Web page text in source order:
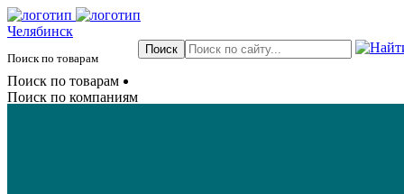
Челябинск
Поиск по товарам
Поиск по товарам
Поиск по компаниям